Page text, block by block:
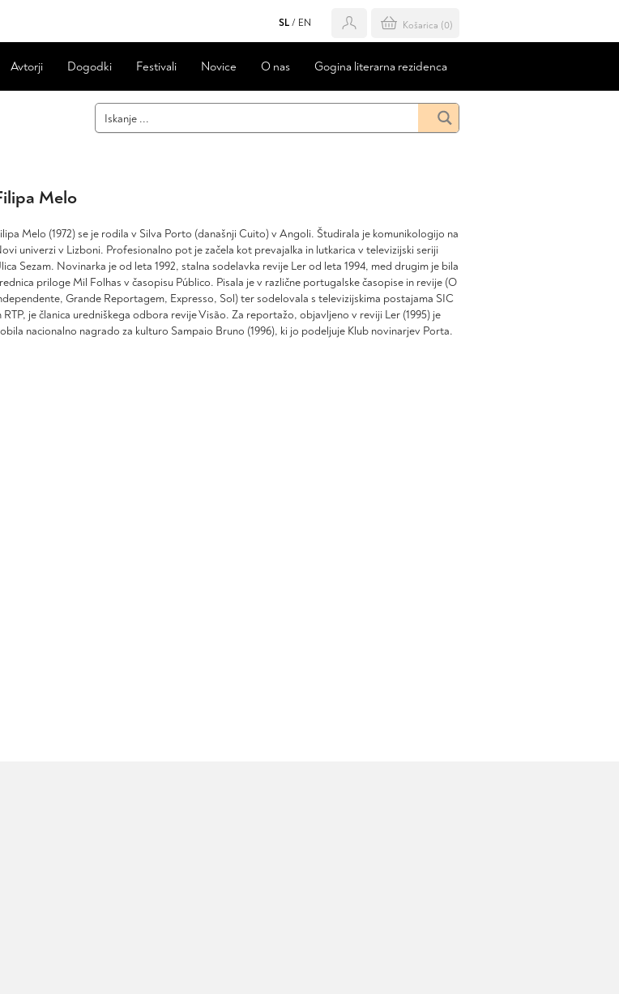
SL / EN Košarica (0)
Avtorji Dogodki Festivali Novice O nas Gogina literarna rezidenca
Melo
Melo (1972) se je rodila v Silva Porto (današnji Cuito) v Angoli. Študirala je komunikologijo na
univerzi v Lizboni. Profesionalno pot je začela kot prevajalka in lutkarica v televizijski seriji
Sezam. Novinarka je od leta 1992, stalna sodelavka revije Ler od leta 1994, med drugim je bila
priloge Mil Folhas v časopisu Público. Pisala je v različne portugalske časopise in revije (O
Grande Reportagem, Expresso, Sol) ter sodelovala s televizijskima postajama SIC
RTP, je članica uredniškega odbora revije Visão. Za reportažo, objavljeno v reviji Ler (1995) je
nacionalno nagrado za kulturo Sampaio Bruno (1996), ki jo podeljuje Klub novinarjev Porta.